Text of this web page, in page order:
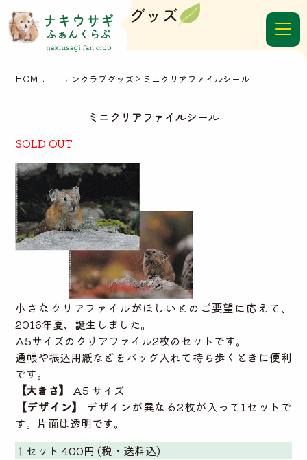
グッズ
HOME ファンクラブグッズ > ミニクリアファイルシール
ミニクリアファイルシール
SOLD OUT
小さなクリアファイルがほしいとのご要望に応えて、
2016年夏、誕生しました。
A5サイズのクリアファイル2枚のセットです。
通帳や振込用紙などをバッグ入れて持ち歩くときに便利
です。
【大きさ】 A5 サイズ
【デザイン】 デザインが異なる2枚が入って1セットで
す。片面は透明です。
１セット 400円 (税・送料込)